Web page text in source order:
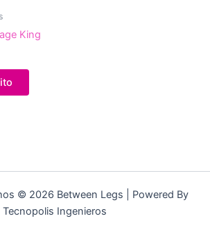
King
© 2026 Between Legs | Powered By
Tecnopolis Ingenieros